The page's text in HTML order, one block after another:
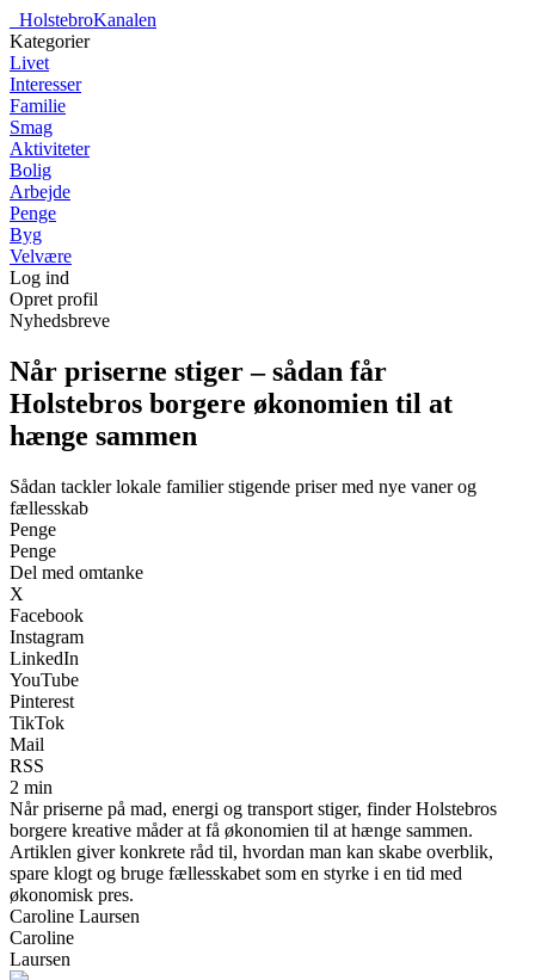
HolstebroKanalen
Kategorier
Livet
Interesser
Familie
Smag
Aktiviteter
Bolig
Arbejde
Penge
Byg
Velvære
Log ind
Opret profil
Nyhedsbreve
Når priserne stiger – sådan får
Holstebros borgere økonomien til at
hænge sammen
Sådan tackler lokale familier stigende priser med nye vaner og
fællesskab
Penge
Penge
Del med omtanke
X
Facebook
Instagram
LinkedIn
YouTube
Pinterest
TikTok
Mail
RSS
2 min
Når priserne på mad, energi og transport stiger, finder Holstebros
borgere kreative måder at få økonomien til at hænge sammen.
Artiklen giver konkrete råd til, hvordan man kan skabe overblik,
spare klogt og bruge fællesskabet som en styrke i en tid med
økonomisk pres.
Caroline Laursen
Caroline
Laursen